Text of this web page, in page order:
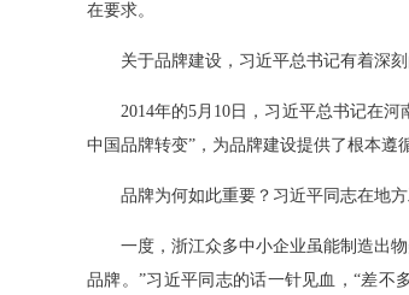
在要求。
关于品牌建设，习近平总书记有着深刻
2014年的5月10日，习近平总书记在河
中国品牌转变”，为品牌建设提供了根本遵
品牌为何如此重要？习近平同志在地方
一度，浙江众多中小企业虽能制造出物
品牌。”习近平同志的话一针见血，“差不